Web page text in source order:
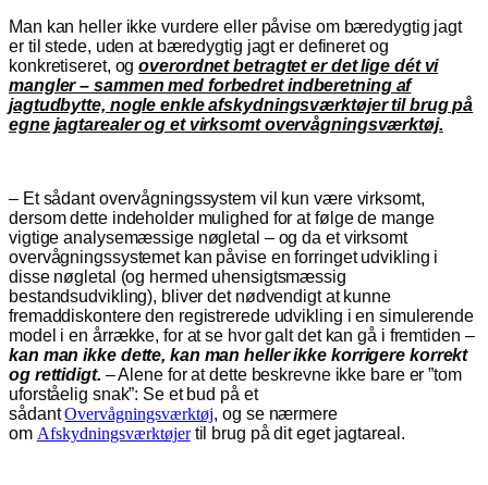
Man kan heller ikke vurdere eller påvise om bæredygtig jagt
er til stede, uden at bæredygtig jagt er defineret og
konkretiseret, ogoverordnet betragtet er det lige dét vi
mangler – sammen med forbedret indberetning af
jagtudbytte, nogle enkle afskydningsværktøjer til brug på
egne jagtarealer og et virksomt overvågningsværktøj.
– Et sådant overvågningssystem vil kun være virksomt,
dersom dette indeholder mulighed for at følge de mange
vigtige analysemæssige nøgletal – og da et virksomt
overvågningssystemet kan påvise en forringet udvikling i
disse nøgletal (og hermed uhensigtsmæssig
bestandsudvikling), bliver det nødvendigt at kunne
fremaddiskontere den registrerede udvikling i en simulerende
model i en årrække, for at se hvor galt det kan gå i fremtiden –
kan man ikke dette, kan man heller ikke korrigere korrekt
og rettidigt. – Alene for at dette beskrevne ikke bare er ”tom
uforståelig snak”: Se et bud på et
sådantOvervågningsværktøj, og se nærmere
om Afskydningsværktøjertil brug på dit eget jagtareal.